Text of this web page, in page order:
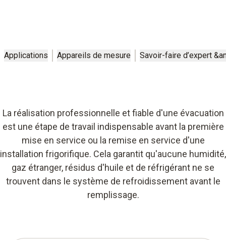
Applications Appareils de mesure Savoir-faire d’expert
La réalisation professionnelle et fiable d'une évacuation
est une étape de travail indispensable avant la première
mise en service ou la remise en service d'une
installation frigorifique. Cela garantit qu'aucune humidité,
gaz étranger, résidus d'huile et de réfrigérant ne se
trouvent dans le système de refroidissement avant le
remplissage.